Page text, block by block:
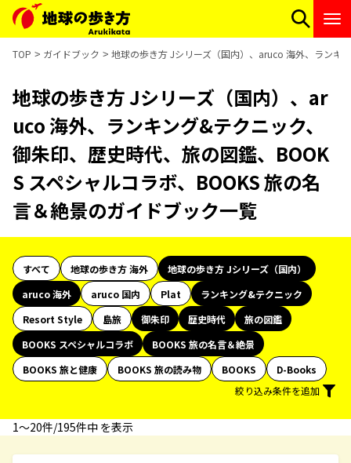
TOP ガイドブック 地球の歩き方 Jシリーズ（国内）、aruco 海外、ランキ
地球の歩き方 Jシリーズ（国内）、ar
uco 海外、ランキング&テクニック、
御朱印、歴史時代、旅の図鑑、BOOK
S スペシャルコラボ、BOOKS 旅の名
言＆絶景のガイドブック一覧
すべて 地球の歩き方 海外
地球の歩き方 Jシリーズ（国内）
aruco 海外
aruco 国内 Plat
ランキング&テクニック
Resort Style
島旅 御朱印 歴史時代
旅の図鑑
BOOKS スペシャルコラボ
BOOKS 旅の名言＆絶景
BOOKS 旅と健康
BOOKS 旅の読み物 BOOKS
D-Books
絞り込み条件を追加
1〜20件/195件中 を表示